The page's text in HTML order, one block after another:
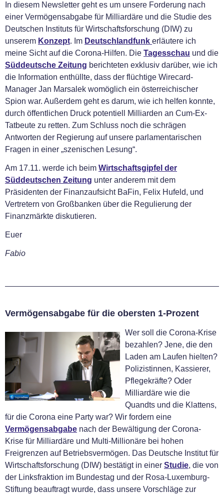
In diesem Newsletter geht es um unsere Forderung nach
einer Vermögensabgabe für Milliardäre und die Studie des
Deutschen Instituts für Wirtschaftsforschung (DIW) zu
unserem Konzept. Im Deutschlandfunk erläutere ich
meine Sicht auf die Corona-Hilfen. Die Tagesschau und die
Süddeutsche Zeitung berichteten exklusiv darüber, wie ich
die Information enthüllte, dass der flüchtige Wirecard-
Manager Jan Marsalek womöglich ein österreichischer
Spion war. Außerdem geht es darum, wie ich helfen konnte,
durch öffentlichen Druck potentiell Milliarden an Cum-Ex-
Tatbeute zu retten. Zum Schluss noch die schrägen
Antworten der Regierung auf unsere parlamentarischen
Fragen in einer „szenischen Lesung“.
Am 17.11. werde ich beim Wirtschaftsgipfel der
Süddeutschen Zeitung unter anderem mit dem
Präsidenten der Finanzaufsicht BaFin, Felix Hufeld, und
Vertretern von Großbanken über die Regulierung der
Finanzmärkte diskutieren.
Euer
Fabio
Vermögensabgabe für die obersten 1-Prozent
Wer soll die Corona-Krise
bezahlen? Jene, die den
Laden am Laufen hielten?
Polizistinnen, Kassierer,
Pflegekräfte? Oder
Milliardäre wie die
Quandts und die Klattens,
für die Corona eine Party war? Wir fordern eine
Vermögensabgabe nach der Bewältigung der Corona-
Krise für Milliardäre und Multi-Millionäre bei hohen
Freigrenzen auf Betriebsvermögen. Das Deutsche Institut für
Wirtschaftsforschung (DIW) bestätigt in einer Studie, die von
der Linksfraktion im Bundestag und der Rosa-Luxemburg-
Stiftung beauftragt wurde, dass unsere Vorschläge zur